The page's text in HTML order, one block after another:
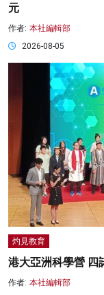
元
作者: 本社編輯部
2026-08-05
灼見教育
港大亞洲科學營 四
作者: 本社編輯部